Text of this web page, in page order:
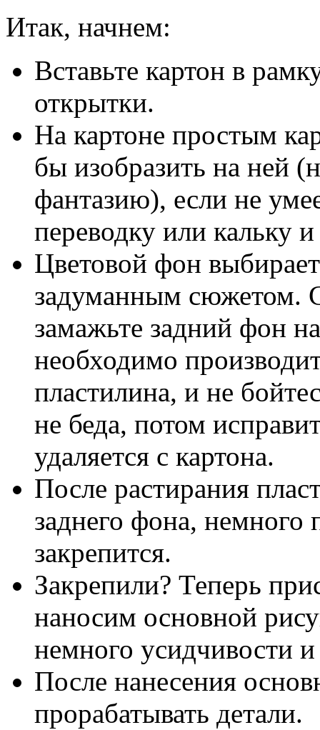
Итак, начнем:
Вставьте картон в
открытки.
На картоне простым
бы изобразить на ней
фантазию), если не
переводку или кальку
Цветовой фон
задуманным сюжетом.
замажьте задний фон
необходимо
пластилина, и не
не беда, потом
удаляется с картона.
После растирания
заднего фона,
закрепится.
Закрепили? Теперь
наносим основной
немного усидчивости и
После нанесения
прорабатывать детали.